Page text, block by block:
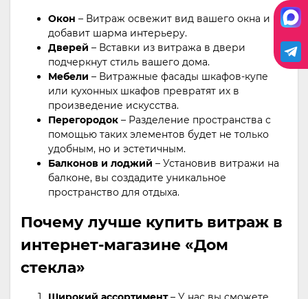
Окон – Витраж освежит вид вашего окна и
добавит шарма интерьеру.
Дверей – Вставки из витража в двери
подчеркнут стиль вашего дома.
Мебели – Витражные фасады шкафов-купе
или кухонных шкафов превратят их в
произведение искусства.
Перегородок – Разделение пространства с
помощью таких элементов будет не только
удобным, но и эстетичным.
Балконов и лоджий – Установив витражи на
балконе, вы создадите уникальное
пространство для отдыха.
Почему лучше купить витраж в
интернет-магазине «Дом
стекла»